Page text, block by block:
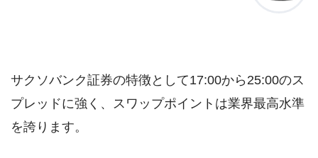
サクソバンク証券の特徴として17:00から25:00のス
プレッドに強く、スワップポイントは業界最高水準
を誇ります。